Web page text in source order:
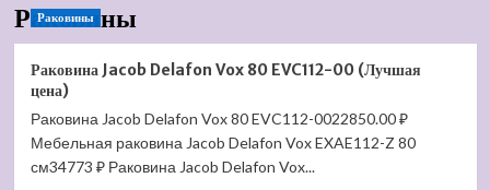
Раковины
Раковины
Раковина Jacob Delafon Vox 80 EVC112-00 (Лучшая
цена)
Раковина Jacob Delafon Vox 80 EVC112-0022850.00 ₽
Мебельная раковина Jacob Delafon Vox EXAE112-Z 80
см34773 ₽ Раковина Jacob Delafon Vox...